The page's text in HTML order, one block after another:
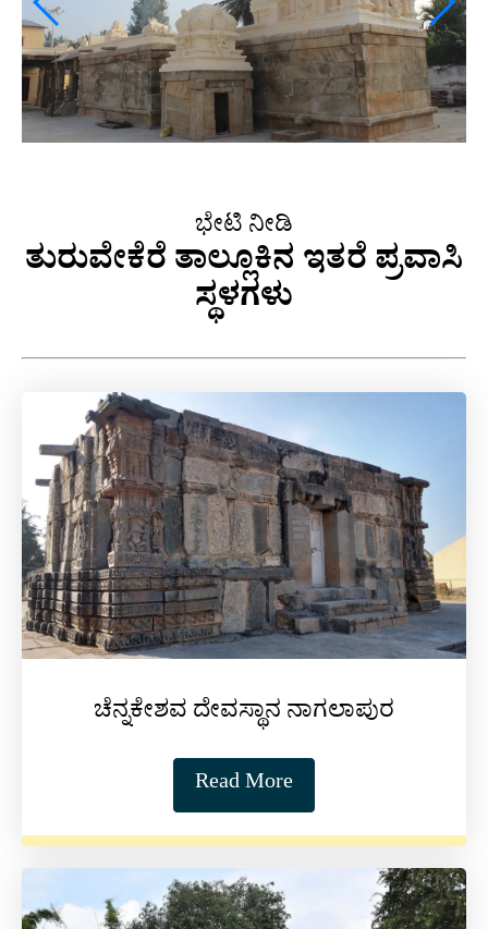
ಭೇಟಿ ನೀಡಿ
ತುರುವೇಕೆರೆ ತಾಲ್ಲೂಕಿನ ಇತರೆ ಪ್ರವಾಸಿ
ಸ್ಥಳಗಳು
ಚೆನ್ನಕೇಶವ ದೇವಸ್ಥಾನ ನಾಗಲಾಪುರ
Read More